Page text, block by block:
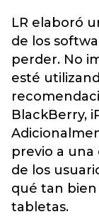
LR elaboró
de los
perder. No
esté
BlackBerry,
previo a
de los
qué tan
tabletas.